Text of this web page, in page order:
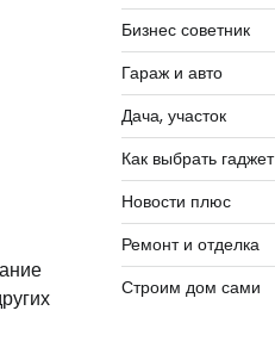
Бизнес советник
Гараж и авто
Дача, участок
Как выбрать гаджет
Новости плюс
Ремонт и отделка
Строим дом сами